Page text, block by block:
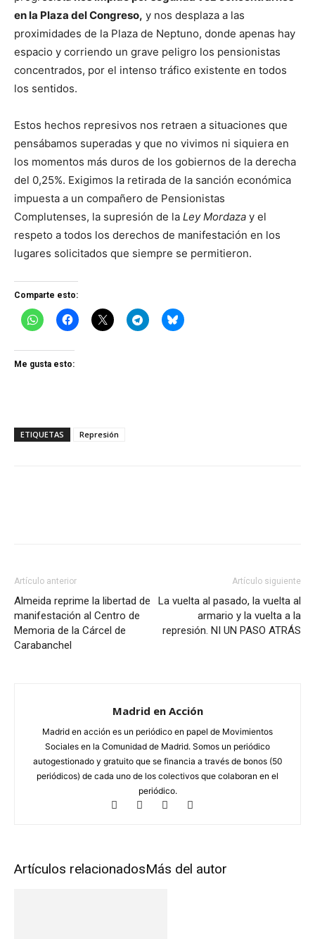
en la Plaza del Congreso, y nos desplaza a las
proximidades de la Plaza de Neptuno, donde apenas hay
espacio y corriendo un grave peligro los pensionistas
concentrados, por el intenso tráfico existente en todos
los sentidos.
Estos hechos represivos nos retraen a situaciones que
pensábamos superadas y que no vivimos ni siquiera en
los momentos más duros de los gobiernos de la derecha
del 0,25%. Exigimos la retirada de la sanción económica
impuesta a un compañero de Pensionistas
Complutenses, la supresión de la Ley Mordaza y el
respeto a todos los derechos de manifestación en los
lugares solicitados que siempre se permitieron.
Comparte esto:
Me gusta esto:
ETIQUETAS Represión
Artículo anterior
Almeida reprime la libertad de
manifestación al Centro de
Memoria de la Cárcel de
Carabanchel
Artículo siguiente
La vuelta al pasado, la vuelta al
armario y la vuelta a la
represión. NI UN PASO ATRÁS
Madrid en Acción
Madrid en acción es un periódico en papel de Movimientos
Sociales en la Comunidad de Madrid. Somos un periódico
autogestionado y gratuito que se financia a través de bonos (50
periódicos) de cada uno de los colectivos que colaboran en el
periódico.
Artículos relacionadosMás del autor